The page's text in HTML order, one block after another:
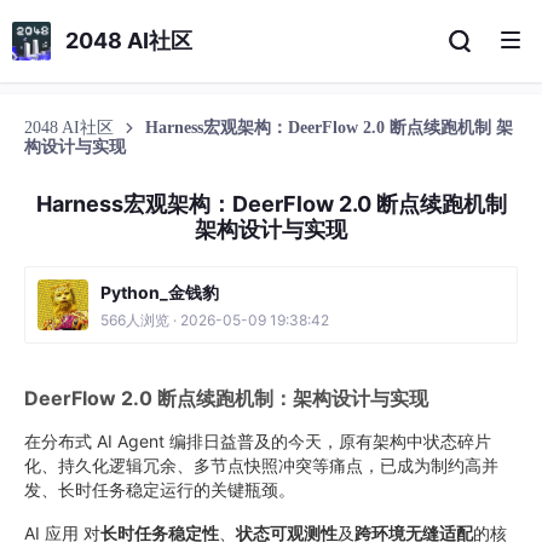
2048 AI社区
2048 AI社区
Harness宏观架构：DeerFlow 2.0 断点续跑机制 架
构设计与实现
Harness宏观架构：DeerFlow 2.0 断点续跑机制
架构设计与实现
Python_金钱豹
566人浏览 · 2026-05-09 19:38:42
DeerFlow 2.0 断点续跑机制：架构设计与实现
在分布式 AI Agent 编排日益普及的今天，原有架构中状态碎片
化、持久化逻辑冗余、多节点快照冲突等痛点，已成为制约高并
发、长时任务稳定运行的关键瓶颈。
AI 应用 对长时任务稳定性 、状态可观测性及跨环境无缝适配的核